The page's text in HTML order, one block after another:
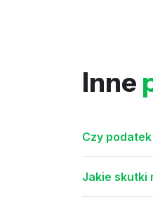
Inne
Czy
Jakie skutki